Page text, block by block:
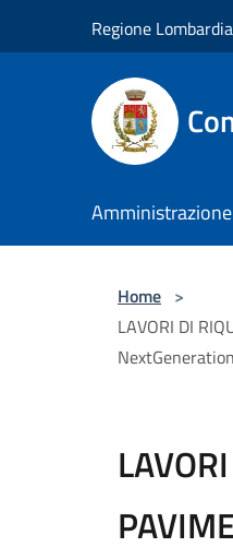
Regione Lombardia
Amministrazione
Home >
LAVORI DI